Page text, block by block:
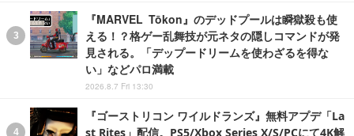
『MARVEL Tōkon』のデッドプールは瞬獄殺も使
える！？格ゲー乱舞技が元ネタの隠しコマンドが発
見される。「デップードリームを使わざるを得な
い」などパロ満載
2026.8.7 Fri 13:30
『ゴーストリコン ワイルドランズ』無料アプデ「La
st Rites」配信。PS5/Xbox Series X/S/PCにて4K解